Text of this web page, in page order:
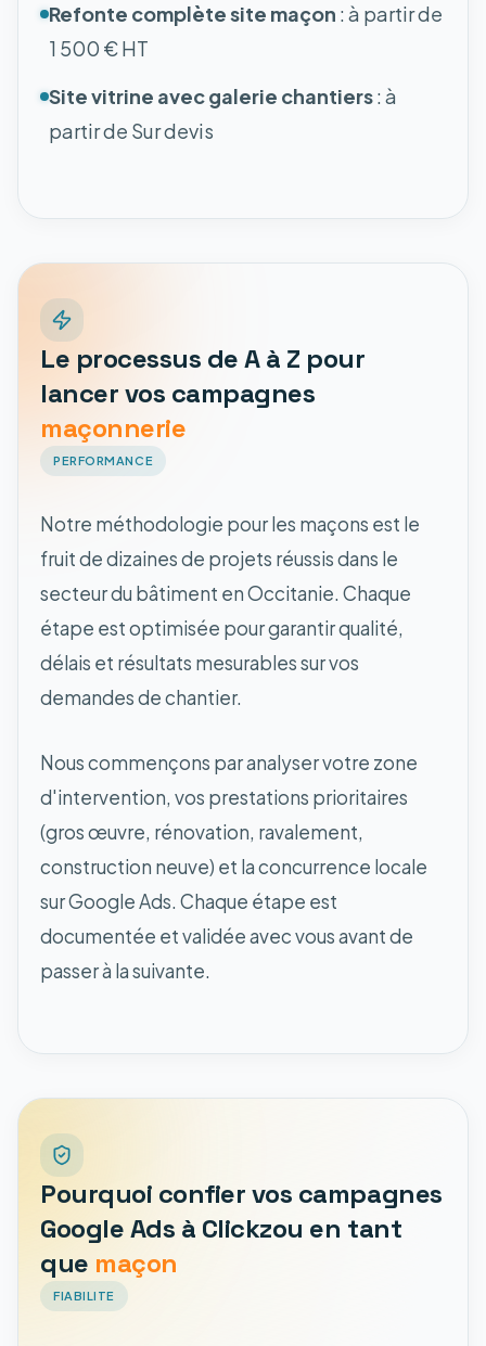
Refonte complète site maçon : à partir de
1 500 € HT
Site vitrine avec galerie chantiers: à
partir de Sur devis
Le processus de A à Z pour
lancer vos campagnes
maçonnerie
PERFORMANCE
Notre méthodologie pour les maçons est le
fruit de dizaines de projets réussis dans le
secteur du bâtiment en Occitanie. Chaque
étape est optimisée pour garantir qualité,
délais et résultats mesurables sur vos
demandes de chantier.
Nous commençons par analyser votre zone
d'intervention, vos prestations prioritaires
(gros œuvre, rénovation, ravalement,
construction neuve) et la concurrence locale
sur Google Ads. Chaque étape est
documentée et validée avec vous avant de
passer à la suivante.
Pourquoi confier vos campagnes
Google Ads à Clickzou en tant
que maçon
FIABILITE